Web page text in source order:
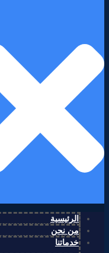
الرئيسية
من نحن
خدماتنا